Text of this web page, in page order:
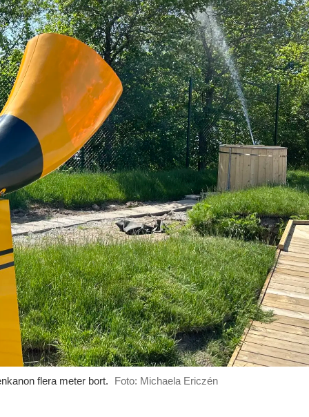
flera meter bort. Foto: Michaela Ericzén